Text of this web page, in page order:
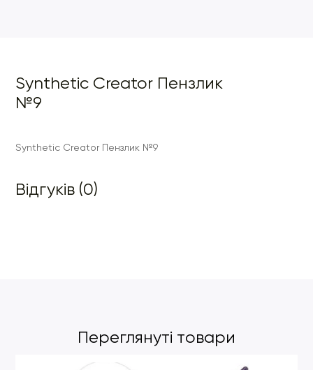
Synthetic Creator Пензлик
№9
Synthetic Creator Пензлик №9
Відгуків (0)
Переглянуті товари